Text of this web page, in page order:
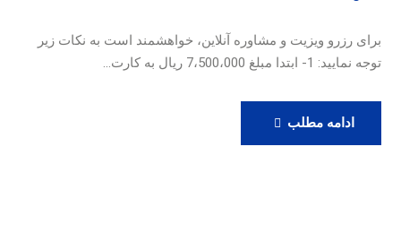
برای رزرو ویزیت و مشاوره آنلاین، خواهشمند است به نکات زیر
توجه نمایید: 1- ابتدا مبلغ 7،500،000 ریال به کارت…
ادامه مطلبرزرو
ویزیت